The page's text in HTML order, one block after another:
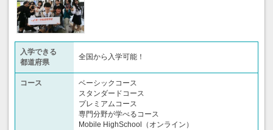
入学できる
都道府県
全国から入学可能！
コース
ベーシックコース
スタンダードコース
プレミアムコース
専門分野が学べるコース
Mobile HighSchool（オンライン）